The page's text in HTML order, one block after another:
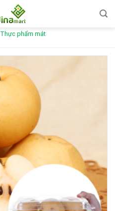
Thực phẩm mát